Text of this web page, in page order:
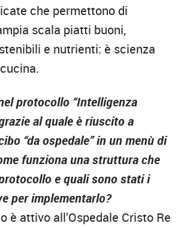
che permettono di
scala piatti buoni,
e nutrienti: è scienza
protocollo “Intelligenza
al quale è riuscito a
“da ospedale” in un menù di
funziona una struttura che
e quali sono stati i
per implementarlo?
è attivo all’Ospedale Cristo Re